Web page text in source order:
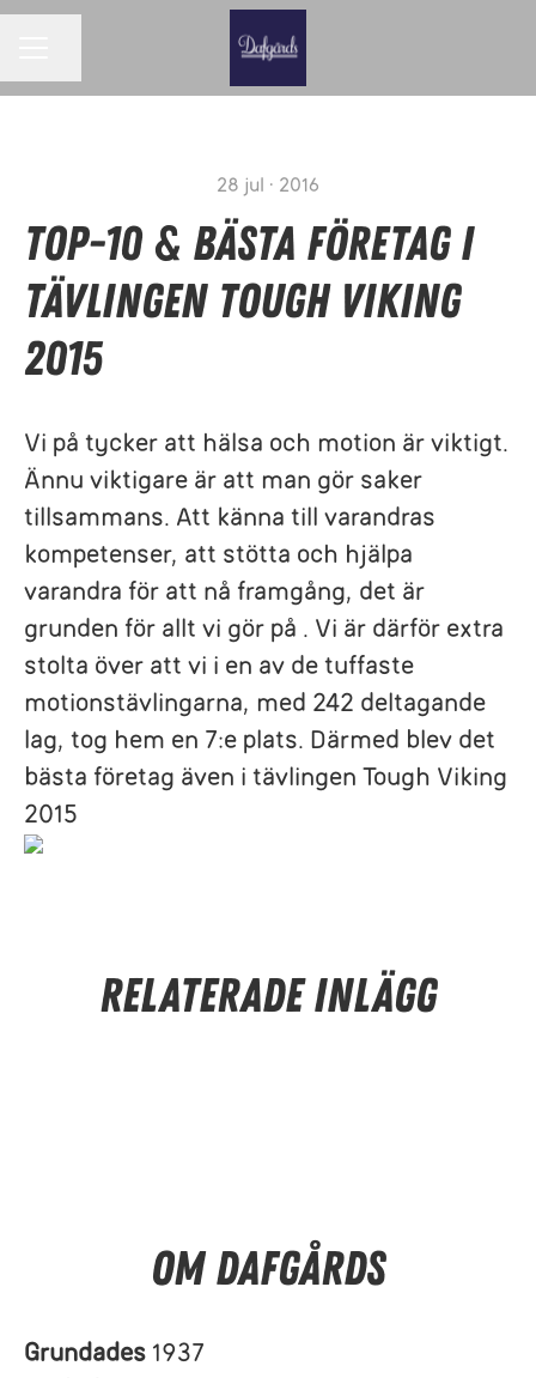
28 jul · 2016
Top-10 & bästa företag i
tävlingen Tough Viking
2015
Vi på tycker att hälsa och motion är viktigt.
Ännu viktigare är att man gör saker
tillsammans. Att känna till varandras
kompetenser, att stötta och hjälpa
varandra för att nå framgång, det är
grunden för allt vi gör på . Vi är därför extra
stolta över att vi i en av de tuffaste
motionstävlingarna, med 242 deltagande
lag, tog hem en 7:e plats. Därmed blev det
bästa företag även i tävlingen Tough Viking
2015
Relaterade inlägg
Om Dafgårds
Grundades 1937